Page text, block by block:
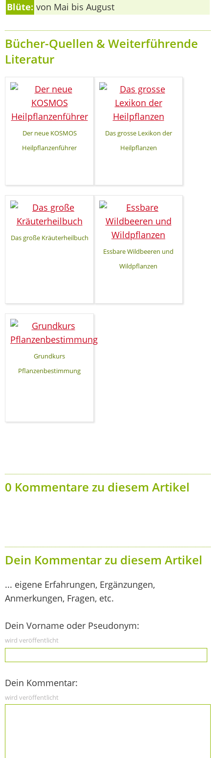
Blüte: von Mai bis August
Bücher-Quellen & Weiterführende
Literatur
Der neue KOSMOS
Heilpflanzenführer
Das grosse Lexikon der
Heilpflanzen
Das große Kräuterheilbuch
Essbare Wildbeeren und
Wildpflanzen
Grundkurs
Pflanzenbestimmung
0 Kommentare zu diesem Artikel
Dein Kommentar zu diesem Artikel
... eigene Erfahrungen, Ergänzungen,
Anmerkungen, Fragen, etc.
Dein Vorname oder Pseudonym:
wird veröffentlicht
Dein Kommentar:
wird veröffentlicht